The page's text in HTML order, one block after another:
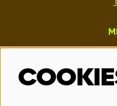
Events